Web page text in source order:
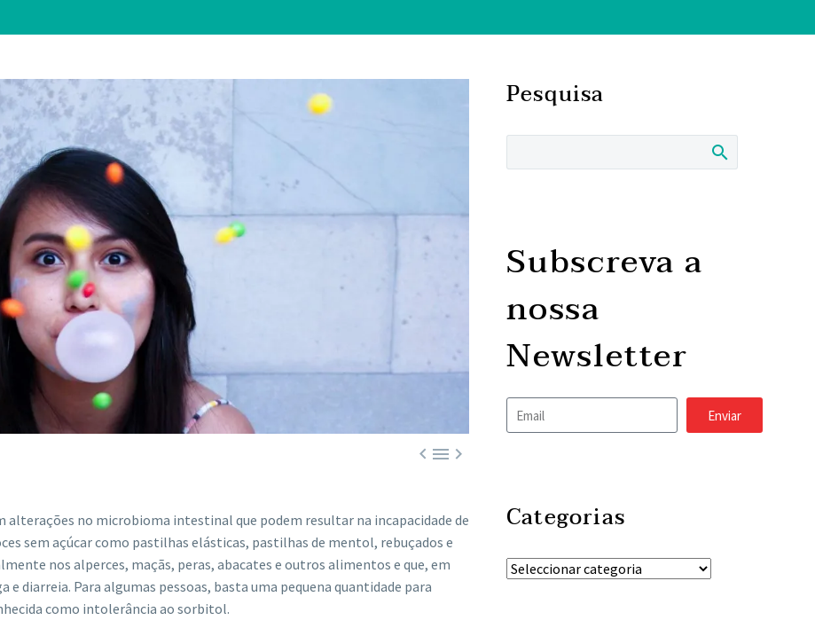

alterações no microbioma intestinal que podem resultar na incapacidade de
sem açúcar como pastilhas elásticas, pastilhas de mentol, rebuçados e
nos alperces, maçãs, peras, abacates e outros alimentos e que, em
e diarreia. Para algumas pessoas, basta uma pequena quantidade para
como intolerância ao sorbitol.
Pesquisa
Subscreva a
nossa
Newsletter
Enviar
Categorias